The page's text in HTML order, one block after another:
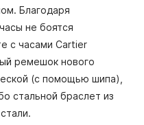
Благодаря
не боятся
с часами Cartier
ремешок нового
(с помощью шипа),
стальной браслет из